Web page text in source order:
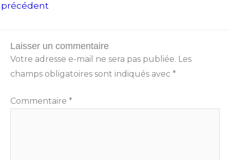
précédent
Laisser un commentaire
Votre adresse e-mail ne sera pas publiée. Les
champs obligatoires sont indiqués avec *
Commentaire *